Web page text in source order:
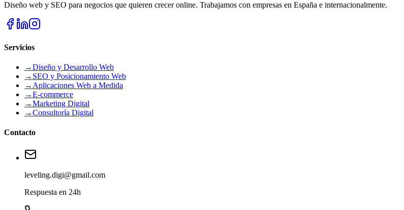
Diseño web y SEO para negocios que quieren crecer online. Trabajamos con empresas en España e internacionalmente.
Servicios
→Diseño y Desarrollo Web
→ SEO y Posicionamiento Web
→ Aplicaciones Web a Medida
→E-commerce
→Marketing Digital
→Consultoría Digital
Contacto
leveling.digi@gmail.com
Respuesta en 24h